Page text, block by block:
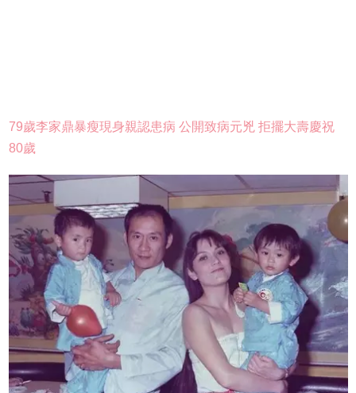
79歲李家鼎暴瘦現身親認患病 公開致病元兇 拒擺大壽慶祝
80歲